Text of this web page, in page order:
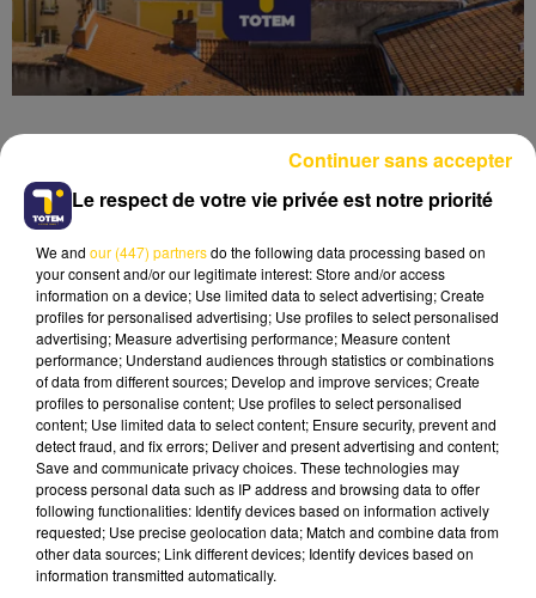
14 mai 2025 - 4 min 6 sec
L'INFO DU PUY-DE-DÔME DU 14/05/25
À 08H00
Ecoutez sur Totem l'information dans le Cantal,
le pays de Brioude et Issoire avec les reportages
de nos journalistes sur le terrain.
Le respect de votre vie privée est notre priorité
We and our (447) partnersdo the following data processing based on
your consent and/or our legitimate interest: Store and/or access
information on a device; Use limited data to select advertising; Create
profiles for personalised advertising; Use profiles to select personalised
advertising; Measure advertising performance; Measure content
performance; Understand audiences through statistics or combinations
of data from different sources; Develop and improve services; Create
profiles to personalise content; Use profiles to select personalised
content; Use limited data to select content; Ensure security, prevent and
detect fraud, and fix errors; Deliver and present advertising and content;
Save and communicate privacy choices. These technologies may
process personal data such as IP address and browsing data to offer
following functionalities: Identify devices based on information actively
requested; Use precise geolocation data; Match and combine data from
other data sources; Link different devices; Identify devices based on
information transmitted automatically.
Continuer sans accepter